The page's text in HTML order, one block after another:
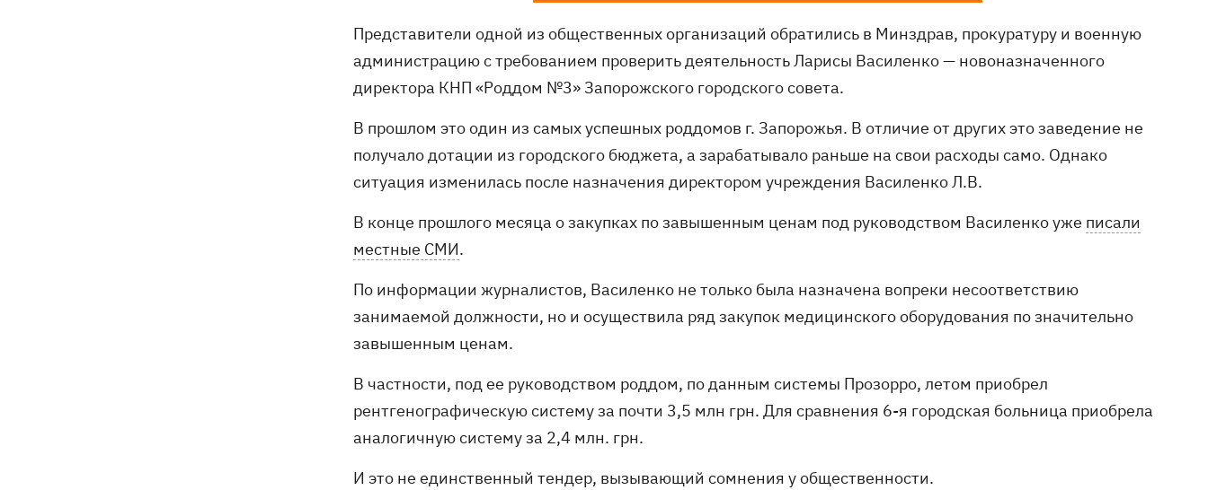
Представители одной из общественных организаций обратились в Минздрав, прокуратуру и военную
администрацию с требованием проверить деятельность Ларисы Василенко — новоназначенного
директора КНП «Роддом №3» Запорожского городского совета.
В прошлом это один из самых успешных роддомов г. Запорожья. В отличие от других это заведение не
получало дотации из городского бюджета, а зарабатывало раньше на свои расходы само. Однако
ситуация изменилась после назначения директором учреждения Василенко Л.В.
В конце прошлого месяца о закупках по завышенным ценам под руководством Василенко уже писали
местные СМИ.
По информации журналистов, Василенко не только была назначена вопреки несоответствию
занимаемой должности, но и осуществила ряд закупок медицинского оборудования по значительно
завышенным ценам.
В частности, под ее руководством роддом, по данным системы Прозорро, летом приобрел
рентгенографическую систему за почти 3,5 млн грн. Для сравнения 6-я городская больница приобрела
аналогичную систему за 2,4 млн. грн.
И это не единственный тендер, вызывающий сомнения у общественности.